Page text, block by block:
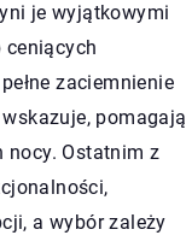
je wyjątkowymi
ceniących
zaciemnienie
pomagają
nocy. Ostatnim z
a wybór zależy